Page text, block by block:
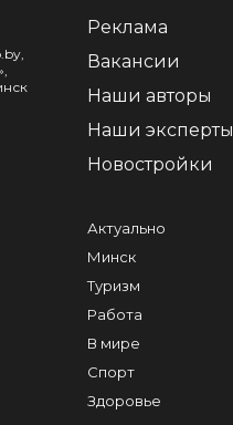
Реклама
Вакансии
Наши авторы
Наши эксперты
Новостройки
Актуально
Минск
Туризм
Работа
В мире
Спорт
Здоровье